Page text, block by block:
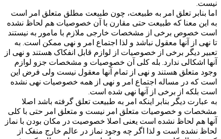
نیست.
اما بنابر تعلق امر به طبیعت، چون طبیعت مطلق متعلق امر است
به این معنا که طبیعت حتی مقارن با آن خصوصیات هم لحاظ نشده
است خصوص برخی از مشخصات خارجی ملازم با مامور به نیستند
تا نهی از آنها معقول نباشد و لذا اجتماع امر و نهی ممکن است. به
تعبیر دیگر برخی از خصوصیات از لوازم قابل انفکاک هستند و نهی از
آنها اشکالی ندارد. بله کلی آن خصوصیات و مشخصات جزو لوازم
وجود متعلق هستند و نهی از تمام آنها معقول نیست ولی فرض این
است که در مساله اجتماع امر و نهی از همه خصوصیات نهی نشده
است بلکه از برخی از آنها نهی شده است.
به عبارت دیگر بنابر اینکه امر به طبیعت تعلق گرفته باشد اصلا
مشخصات و خصوصیات متعلق امر نیست و متعلق امر حتی با کلی
آنها هم لحاظ نشده است یعنی اصلا خصوصیت در مکان بودن با نماز
لحاظ نشده است و لذا اگر چه وجود نماز در عالم خارج منفک از